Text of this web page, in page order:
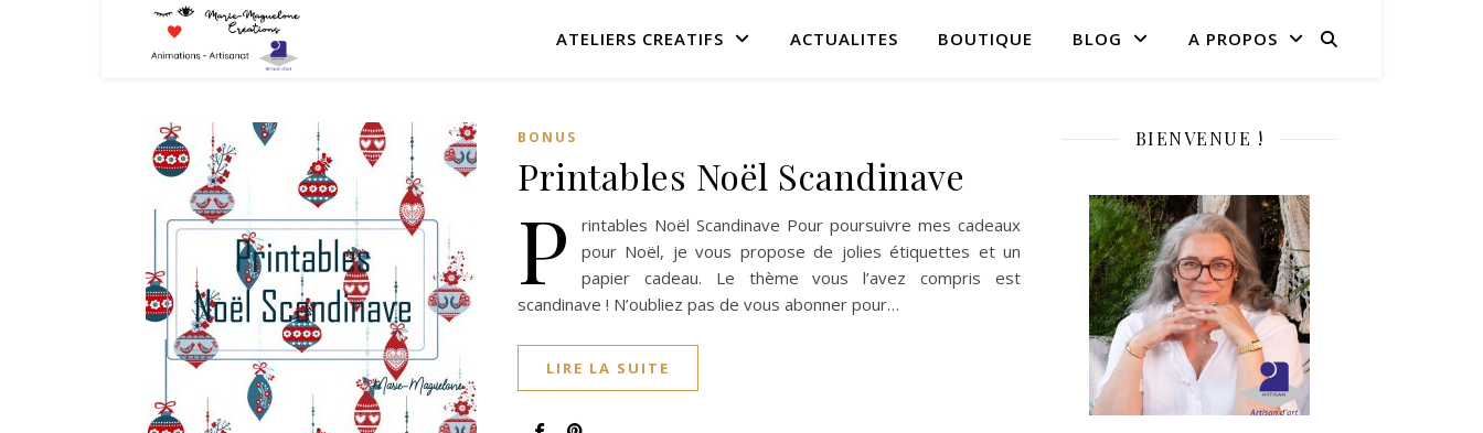
ATELIERS CREATIFS ACTUALITES BOUTIQUE BLOG A PROPOS
BONUS
Printables Noël Scandinave
P
rintables Noël Scandinave Pour poursuivre mes cadeaux
pour Noël, je vous propose de jolies étiquettes et un
papier cadeau. Le thème vous l’avez compris est
scandinave ! N’oubliez pas de vous abonner pour…
LIRE LA SUITE
BIENVENUE !